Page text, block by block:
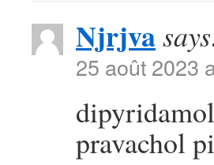
Njrjva
25 août 2023
pravachol